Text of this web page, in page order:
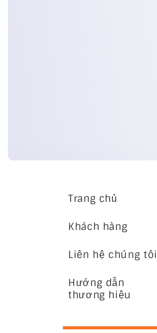
Trang chủ
Khách hàng
Liên hệ chúng tôi
Hướng dẫn
thương hiệu